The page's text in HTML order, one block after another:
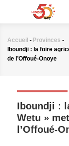
principal
Fil
d'Ariane
Accueil - Provinces -
Iboundji : la foire
de l’Offoué-Onoye
Iboundji :
Wetu »
l’Offoué-